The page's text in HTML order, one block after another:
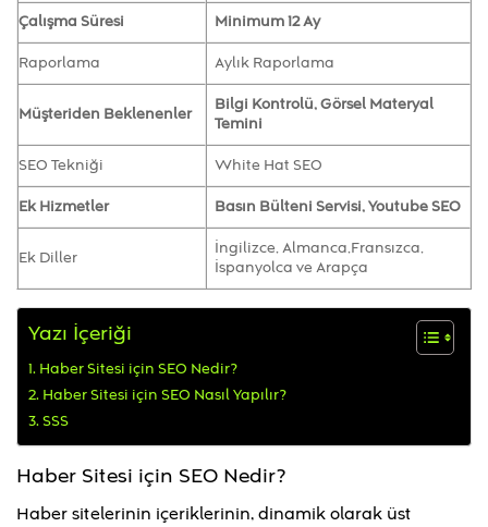
Çalışma Süresi
Minimum 12 Ay
Raporlama
Aylık Raporlama
Müşteriden Beklenenler
Bilgi Kontrolü, Görsel Materyal
Temini
SEO Tekniği
White Hat SEO
Ek Hizmetler
Basın Bülteni Servisi, Youtube SEO
Ek Diller
İngilizce, Almanca,Fransızca,
İspanyolca ve Arapça
Yazı İçeriği
Haber Sitesi için SEO Nedir?
Haber Sitesi için SEO Nasıl Yapılır?
SSS
Haber Sitesi için SEO Nedir?
Haber sitelerinin içeriklerinin, dinamik olarak üst